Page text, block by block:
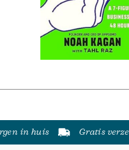
in huis Gratis